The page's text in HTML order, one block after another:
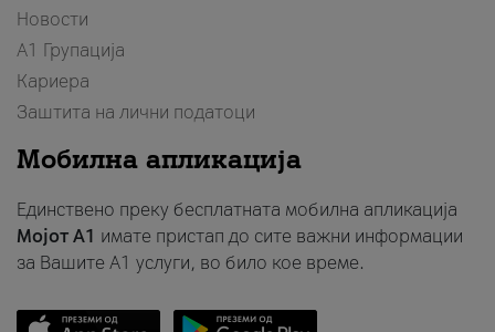
Новости
А1 Групација
Кариера
Заштита на лични податоци
Мобилна апликација
Единствено преку бесплатната мобилна апликација
Мојот A1 имате пристап до сите важни информации
за Вашите A1 услуги, во било кое време.